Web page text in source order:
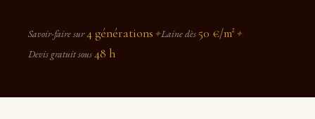
Savoir-faire sur4 générations ✦Laine dès 50 €/m² ✦
Devis gratuit sous48 h